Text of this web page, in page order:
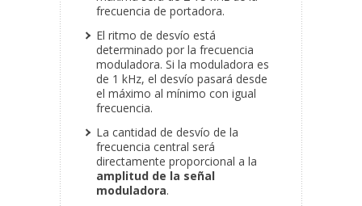
frecuencia de portadora.
El ritmo de desvío está
determinado por la frecuencia
moduladora. Si la moduladora es
de 1 kHz, el desvío pasará desde
el máximo al mínimo con igual
frecuencia.
La cantidad de desvío de la
frecuencia central será
directamente proporcional a la
amplitud de la señal
moduladora.